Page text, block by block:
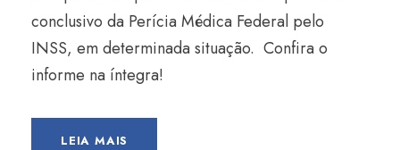
conclusivo da Perícia Médica Federal pelo
INSS, em determinada situação. Confira o
informe na íntegra!
LEIA MAIS